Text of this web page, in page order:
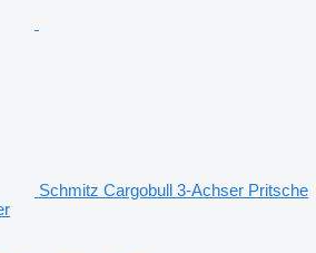
Schmitz Cargobull 3-Achser Pritsche